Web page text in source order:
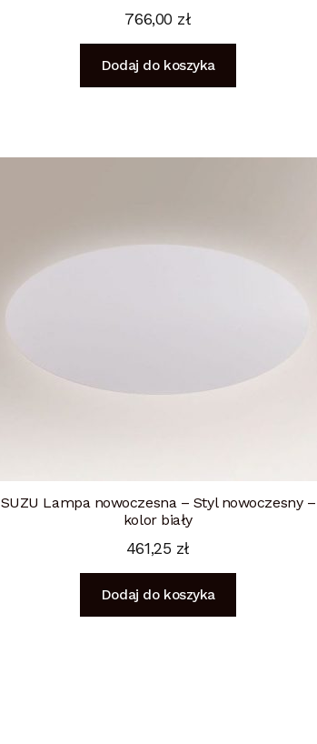
766,00 zł
Dodaj do koszyka
SUZU Lampa nowoczesna – Styl nowoczesny –
kolor biały
461,25 zł
Dodaj do koszyka